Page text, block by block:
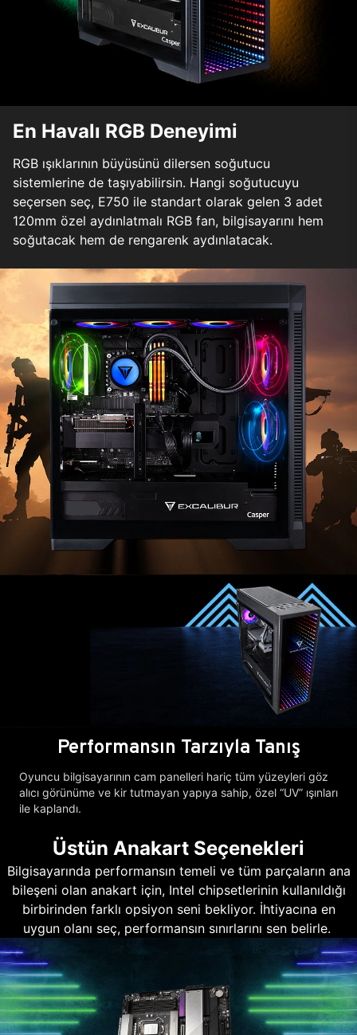
En Havalı RGB Deneyimi
RGB ışıklarının büyüsünü dilersen soğutucu
sistemlerine de taşıyabilirsin. Hangi soğutucuyu
seçersen seç, E750 ile standart olarak gelen 3 adet
120mm özel aydınlatmalı RGB fan, bilgisayarını hem
soğutacak hem de rengarenk aydınlatacak.
Performansın Tarzıyla Tanış
Oyuncu bilgisayarının cam panelleri hariç tüm yüzeyleri göz
alıcı görünüme ve kir tutmayan yapıya sahip, özel “UV” ışınları
ile kaplandı.
Üstün Anakart Seçenekleri
Bilgisayarında performansın temeli ve tüm parçaların ana
bileşeni olan anakart için, Intel chipsetlerinin kullanıldığı
birbirinden farklı opsiyon seni bekliyor. İhtiyacına en
uygun olanı seç, performansın sınırlarını sen belirle.